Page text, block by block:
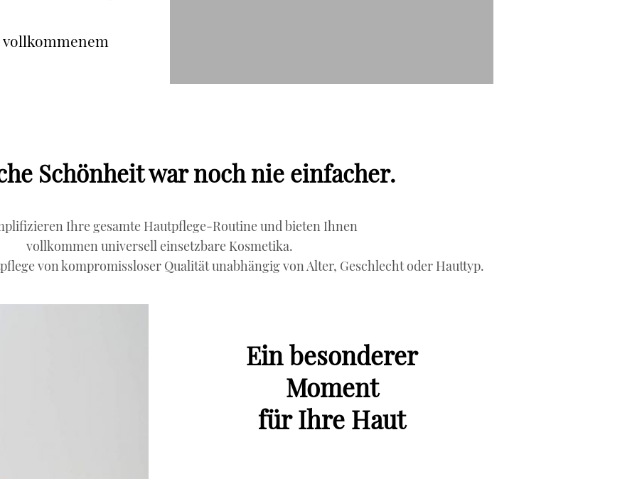
Schönheit war noch nie einfacher.
Ihre gesamte Hautpflege-Routine und bieten Ihnen
vollkommen universell einsetzbare Kosmetika.
von kompromissloser Qualität unabhängig von Alter, Geschlecht oder Hauttyp.
Ein besonderer
Moment
für Ihre Haut